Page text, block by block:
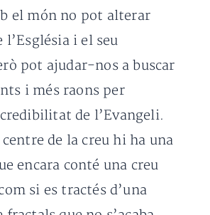
el món no pot alterar
l’Església i el seu
pot ajudar-nos a buscar
i més raons per
de l’Evangeli.
de la creu hi ha una
encara conté una creu
si es tractés d’una